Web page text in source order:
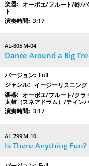
オーボエ/フルート/鈴/
ト
3:17
AL-805 M-04
Dance Around a Big
Full
イージーリスニング
オーボエ/フルート/ク
太鼓（スネアドラム）/ティン
3:17
AL-799 M-10
Is There Anything Fun?